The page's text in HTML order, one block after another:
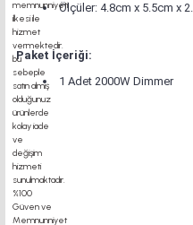
Ölçüler: 4.8cm x 5.5cm x
Paket İçeriği:
1 Adet 2000W Dimmer